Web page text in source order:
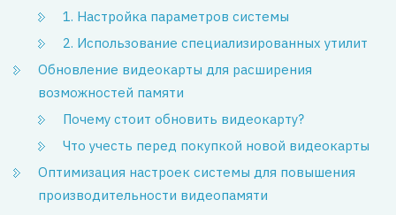
1. Настройка параметров системы
2. Использование специализированных утилит
Обновление видеокарты для расширения
возможностей памяти
Почему стоит обновить видеокарту?
Что учесть перед покупкой новой видеокарты
Оптимизация настроек системы для повышения
производительности видеопамяти